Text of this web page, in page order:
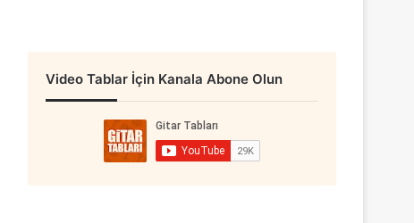
Video Tablar İçin Kanala Abone Olun